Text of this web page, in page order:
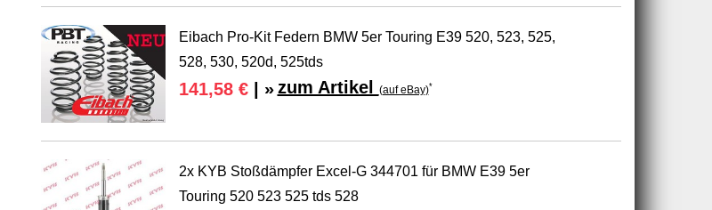
Eibach Pro-Kit Federn BMW 5er Touring E39 520, 523, 525,
528, 530, 520d, 525tds
141,58 €| » zum Artikel (auf eBay)*
2x KYB Stoßdämpfer Excel-G 344701 für BMW E39 5er
Touring 520 523 525 tds 528